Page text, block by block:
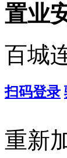
置业
百城
扫码登录
重新